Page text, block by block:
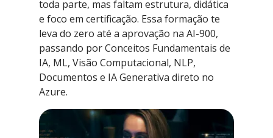
toda parte, mas faltam estrutura, didática
e foco em certificação. Essa formação te
leva do zero até a aprovação na AI-900,
passando por Conceitos Fundamentais de
IA, ML, Visão Computacional, NLP,
Documentos e IA Generativa direto no
Azure.